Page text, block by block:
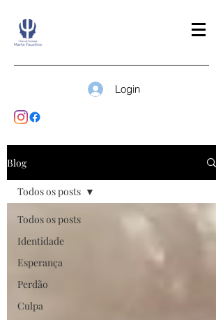
Login
Blog
Todos os posts
Identidade
Esperança
Perdão
Culpa
Todos os posts